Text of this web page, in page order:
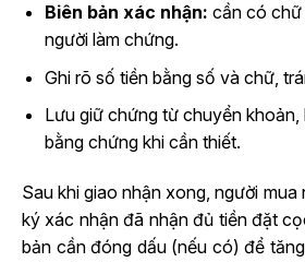
Biên bản xác nhận: cần có chữ
người làm chứng.
Ghi rõ số tiền bằng số và chữ,
Lưu giữ chứng từ chuyển khoản,
bằng chứng khi cần thiết.
Sau khi giao nhận xong, người
ký xác nhận đã nhận đủ tiền đặt
bản cần đóng dấu (nếu có) để